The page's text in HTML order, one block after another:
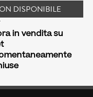
DISPONIBILE
in vendita su